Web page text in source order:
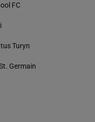
FC
Turyn
Germain